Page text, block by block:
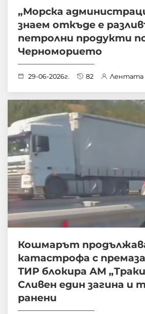
„Морска
знаем откъде е
петролни продукти
Черноморието
29-06-2026г. 82 Лентата
Кошмарът
катастрофа с
ТИР блокира АМ
Сливен един загина и
ранени